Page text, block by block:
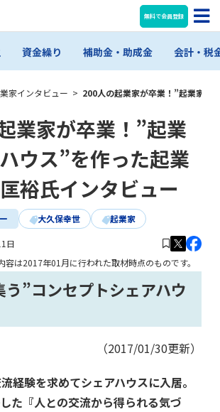
無料で会員登録
資金繰り 補助金・助成金 会計・税
家インタビュー > 200人の起業家が卒業！”起業家シ
業家が卒業！”起業
ウス”を作った起業
裕氏インタビュー
大久保幸世 起業家
日
は2017年01月に行われた取材時点のものです。
う”コンセプトシェアハウ
（2017/01/30更新）
経験を求めてシェアハウスに入居。
た『人との交流から得られる気づ